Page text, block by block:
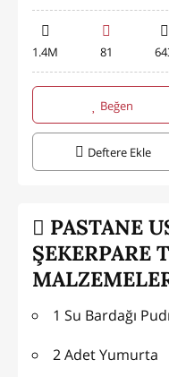
1.4M 81
Beğen
Deftere Ekle
PASTANE
ŞEKERPARE
1 Su
2 Adet Yumurta